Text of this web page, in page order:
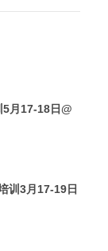
月17-18日@
训3月17-19日